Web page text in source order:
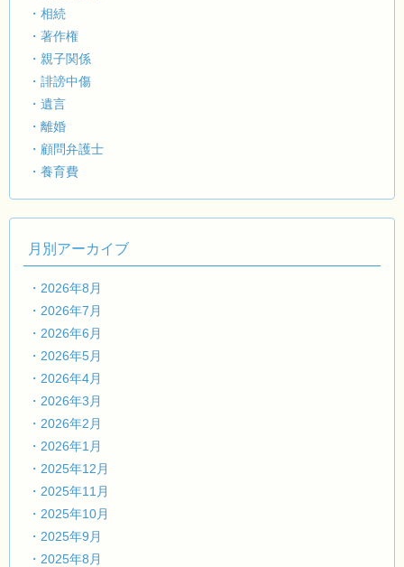
・相続
・著作権
・親子関係
・誹謗中傷
・遺言
・離婚
・顧問弁護士
・養育費
月別アーカイブ
・2026年8月
・2026年7月
・2026年6月
・2026年5月
・2026年4月
・2026年3月
・2026年2月
・2026年1月
・2025年12月
・2025年11月
・2025年10月
・2025年9月
・2025年8月